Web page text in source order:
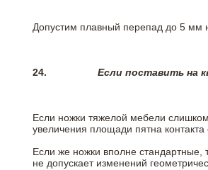
Допустим плавный перепад до 5 мм
24. Если поставить на
Если ножки тяжелой мебели
увеличения площади пятна
Если же ножки вполне стандартные,
не допускает изменений